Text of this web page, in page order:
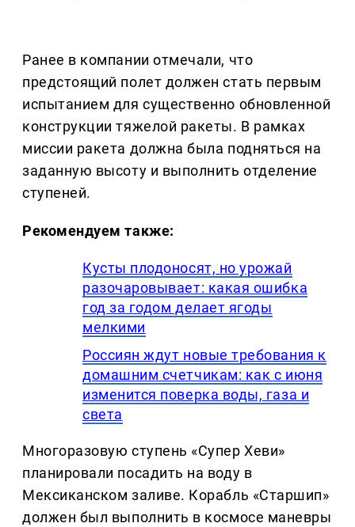
Ранее в компании отмечали, что
предстоящий полет должен стать первым
испытанием для существенно обновленной
конструкции тяжелой ракеты. В рамках
миссии ракета должна была подняться на
заданную высоту и выполнить отделение
ступеней.
Рекомендуем также:
Кусты плодоносят, но урожай
разочаровывает: какая ошибка
год за годом делает ягоды
мелкими
Россиян ждут новые требования к
домашним счетчикам: как с июня
изменится поверка воды, газа и
света
Многоразовую ступень «Супер Хеви»
планировали посадить на воду в
Мексиканском заливе. Корабль «Старшип»
должен был выполнить в космосе маневры